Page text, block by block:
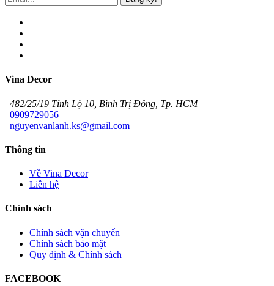
Vina Decor
482/25/19 Tỉnh Lộ 10, Bình Trị Đông, Tp. HCM
0909729056
nguyenvanlanh.ks@gmail.com
Thông tin
Về Vina Decor
Liên hệ
Chính sách
Chính sách vận chuyển
Chính sách bảo mật
Quy định & Chính sách
FACEBOOK